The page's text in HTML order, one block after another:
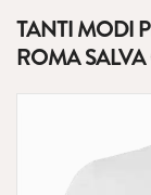
TANTI MODI
ROMA